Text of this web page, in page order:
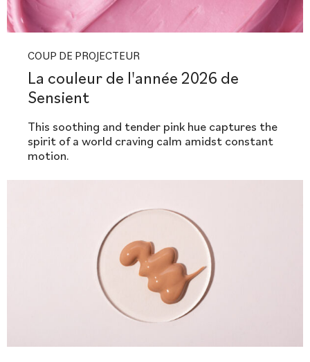
COUP DE PROJECTEUR
La couleur de l'année 2026 de
Sensient
This soothing and tender pink hue captures the
spirit of a world craving calm amidst constant
motion.